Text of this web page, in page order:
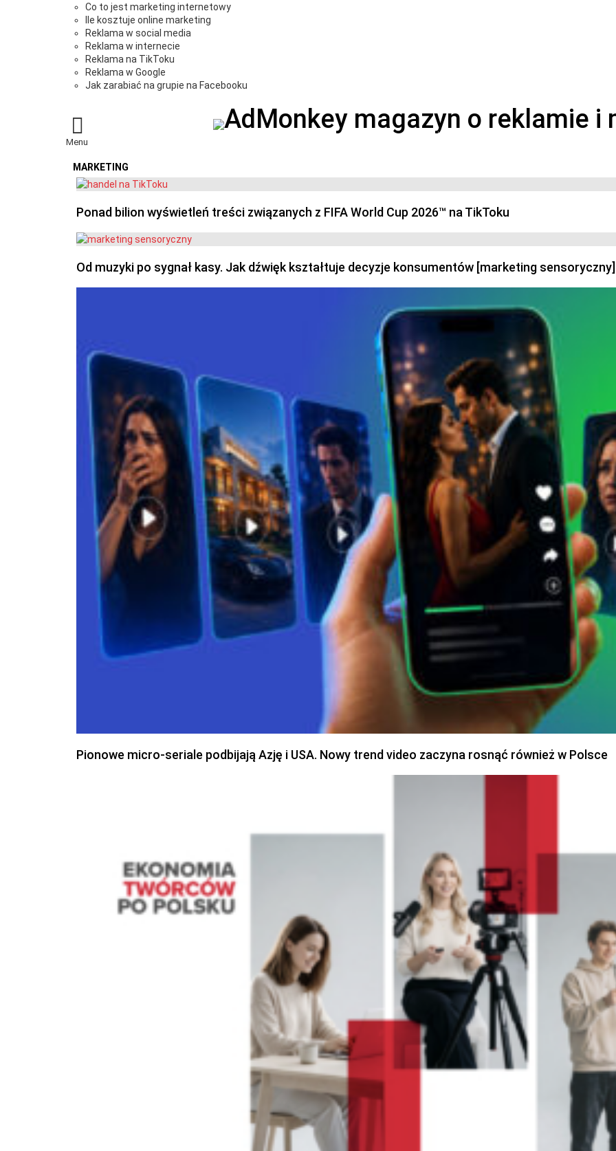
Co to jest marketing internetowy
Ile kosztuje online marketing
Reklama w social media
Reklama w internecie
Reklama na TikToku
Reklama w Google
Jak zarabiać na grupie na Facebooku
Menu magazyn o marketingu, reklamie i kreatywności
MARKETING
OSTATNIE
Ponad bilion wyświetleń treści związanych z FIFA World Cup 2026™ na TikToku
Od muzyki po sygnał kasy. Jak dźwięk kształtuje decyzje konsumentów [marketing sensoryczny]
Pionowe micro-seriale podbijają Azję i USA. Nowy trend video zaczyna rosnąć również w Polsce